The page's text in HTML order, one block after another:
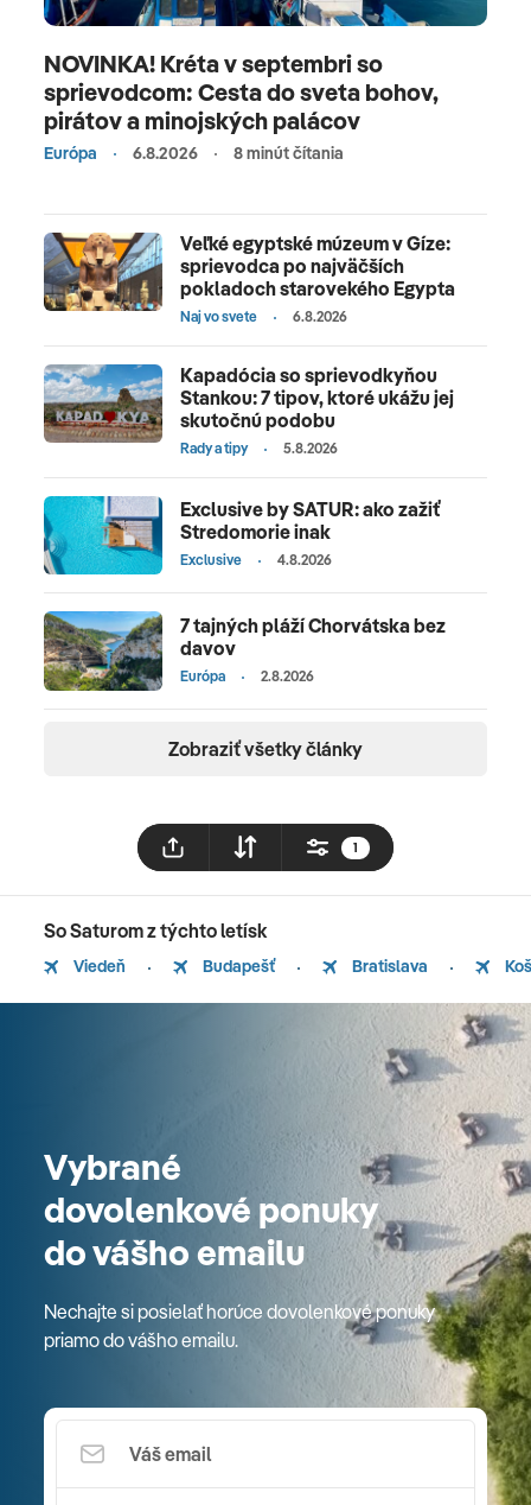
NOVINKA! Kréta v septembri so
sprievodcom: Cesta do sveta bohov,
pirátov a minojských palácov
Európa 6.8.2026 8 minút čítania
Veľké egyptské múzeum v Gíze:
sprievodca po najväčších
pokladoch starovekého Egypta
Naj vo svete 6.8.2026
Kapadócia so sprievodkyňou
Stankou: 7 tipov, ktoré ukážu jej
skutočnú podobu
Rady a tipy 5.8.2026
Exclusive by SATUR: ako zažiť
Stredomorie inak
Exclusive 4.8.2026
7 tajných pláží Chorvátska bez
davov
Európa 2.8.2026
Zobraziť všetky články
1
So Saturom z týchto letísk
Viedeň Budapešť Bratislava
Vybrané
dovolenkové ponuky
do vášho emailu
Nechajte si posielať horúce dovolenkové ponuky
priamo do vášho emailu.